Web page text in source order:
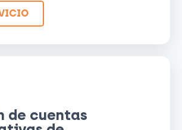
de cuentas